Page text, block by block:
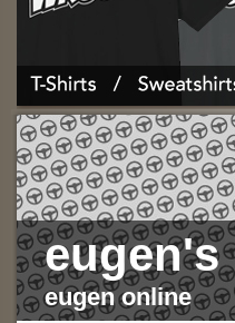
eugen's
eugen online